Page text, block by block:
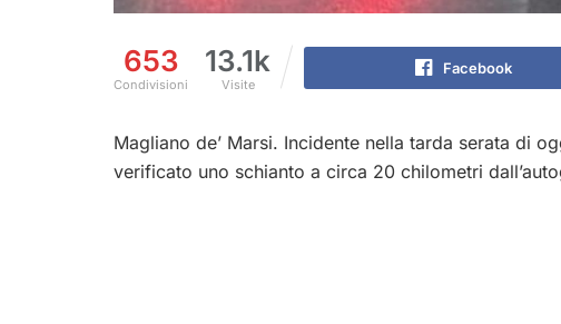
653
Condivisioni
13.1k
Visite
Facebook
Magliano de’ Marsi. Incidente nella tarda serata di
verificato uno schianto a circa 20 chilometri